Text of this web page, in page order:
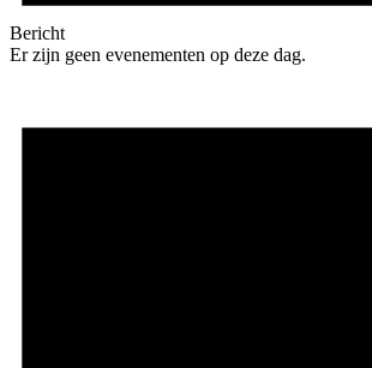
Bericht
Er zijn geen evenementen op deze dag.